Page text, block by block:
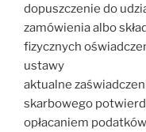
dopuszczenie do
zamówienia albo
fizycznych
ustawy
aktualne
skarbowego
opłacaniem